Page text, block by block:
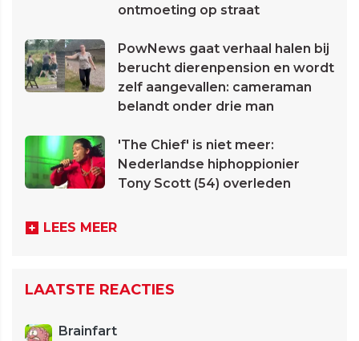
ontmoeting op straat
PowNews gaat verhaal halen bij
berucht dierenpension en wordt
zelf aangevallen: cameraman
belandt onder drie man
'The Chief' is niet meer:
Nederlandse hiphoppionier
Tony Scott (54) overleden
LEES MEER
LAATSTE REACTIES
Brainfart